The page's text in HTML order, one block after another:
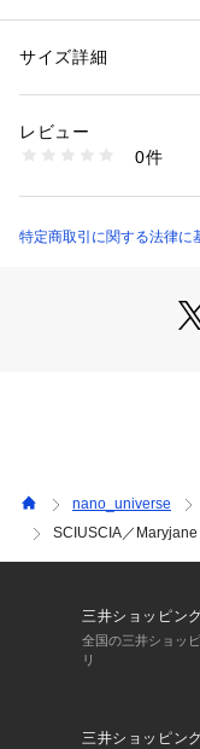
カテゴリー：
生産国：イタリア製
※詳しい洗濯方法につい
サイズ詳細
レビュー
0件
特定商取引に関する法律に
nano_universe
SCIUSCIA／
三井ショッピン
全国の三井ショッ
リ
三井ショッピン